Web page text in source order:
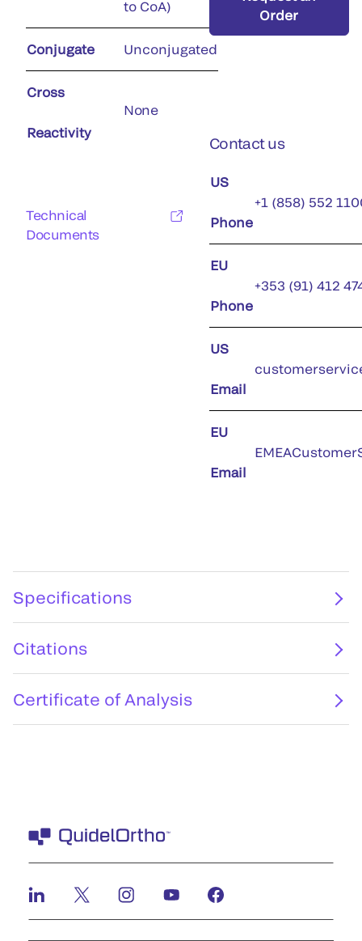
to CoA)
Conjugate Unconjugated
Cross
Reactivity
None
Technical
Documents
Order
Contact us
US
Phone
+1 (858) 552
EU
Phone
+353 (91) 412
US
Email
EU
Email
Specifications
Citations
Certificate of Analysis